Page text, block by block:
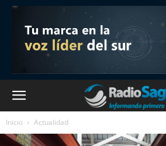
Inicio Actualidad